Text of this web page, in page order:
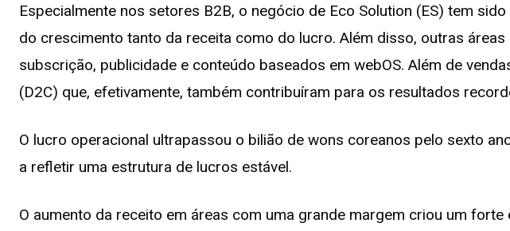
Especialmente nos setores B2B, o negócio de Eco Solution (ES) tem
do crescimento tanto da receita como do lucro. Além disso, outras
subscrição, publicidade e conteúdo baseados em webOS. Além de
(D2C) que, efetivamente, também contribuíram para os resultados
O lucro operacional ultrapassou o bilião de wons coreanos pelo sexto
a refletir uma estrutura de lucros estável.
O aumento da receito em áreas com uma grande margem criou um forte